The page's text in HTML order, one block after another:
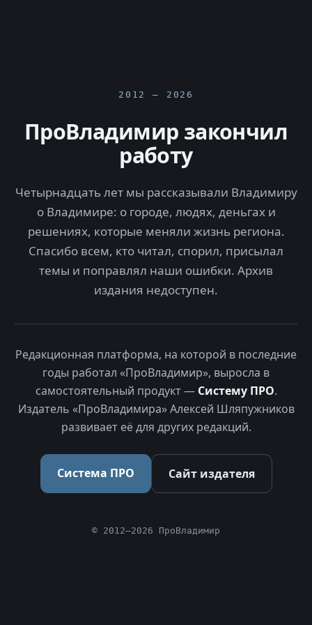
2012 — 2026
ПроВладимир закончил
работу
Четырнадцать лет мы рассказывали Владимиру
о Владимире: о городе, людях, деньгах и
решениях, которые меняли жизнь региона.
Спасибо всем, кто читал, спорил, присылал
темы и поправлял наши ошибки. Архив
издания недоступен.
Редакционная платформа, на которой в последние
годы работал «ПроВладимир», выросла в
самостоятельный продукт — Систему ПРО.
Издатель «ПроВладимира» Алексей Шляпужников
развивает её для других редакций.
Система ПРО Сайт издателя
© 2012–2026 ПроВладимир